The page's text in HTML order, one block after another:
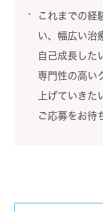
これまでの経
い、幅広い治
自己成長した
専門性の高い
上げていき
ご応募をお待